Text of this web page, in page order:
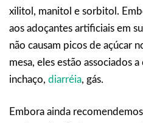
xilitol, manitol e sorbitol.
aos adoçantes artificiais em
não causam picos de açúcar
mesa, eles estão associados
inchaço, diarréia, gás.
Embora ainda